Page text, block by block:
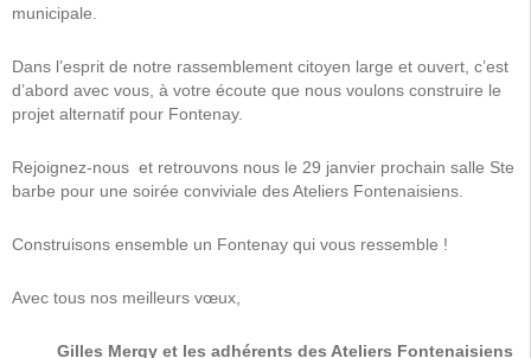
municipale.
Dans l’esprit de notre rassemblement citoyen large et ouvert, c’est
d’abord avec vous, à votre écoute que nous voulons construire le
projet alternatif pour Fontenay.
Rejoignez-nous et retrouvons nous le 29 janvier prochain salle Ste
barbe pour une soirée conviviale des Ateliers Fontenaisiens.
Construisons ensemble un Fontenay qui vous ressemble !
Avec tous nos meilleurs vœux,
Gilles Mergy et les adhérents des Ateliers Fontenaisiens